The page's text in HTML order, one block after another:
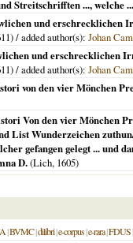
Streitschrifften ..., welche
und erschrecklichen
) / added author(s): Johan
und erschrecklichen
) / added author(s): Johan
von den vier Mönchen
Von den vier Mönchen
List Wunderzeichen
gefangen gelegt ...
D.(Lich, 1605)
|BVMC|dilibri|e-corpus|e-rara|FDUS